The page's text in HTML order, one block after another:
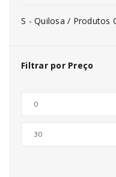
S - Quilosa / Produtos
Filtrar por Preço